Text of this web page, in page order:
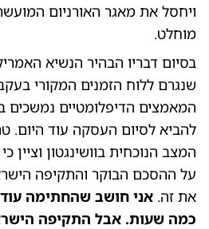
ויחסל את מאגר האורניום
מוחלט.
​בסיום דבריו הבהיר הנשיא
שנגרם ללוח הזמנים המקורי
המאמצים הדיפלומטיים נמשכים
להביא לסיום העסקה עוד
המצב הנוכחית בוושינגטון וציין
על ההסכם הבוקר והתקיפה
את זה. אני חושב שהחתימה
כמה שעות. אבל התקיפה